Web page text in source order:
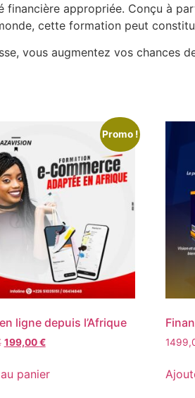
appropriée. Conçu à
cette formation peut
vous augmentez vos chances
Promo !
ligne depuis l’Afrique
199,00€
panier